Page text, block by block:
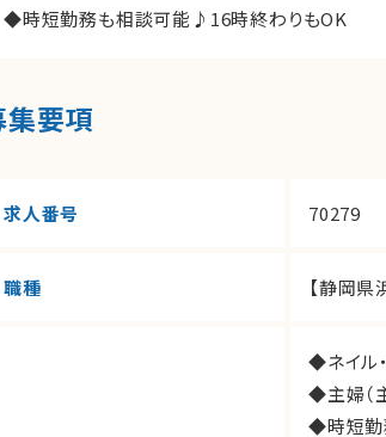
◆時短勤務も相談可能♪16時終わりもOK
集要項
求人番号 70279
職種 【静岡
◆ネイル
◆主婦（
◆時短勤